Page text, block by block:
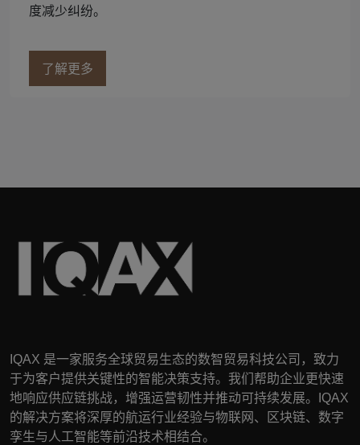
度减少纠纷。
了解更多
IQAX 是一家服务全球贸易生态的数智贸易科技公司，致力
于为客户提供关键性的智能决策支持。我们帮助企业更快速
地响应供应链挑战，增强运营韧性并推动可持续发展。
IQAX
的解决方案将深厚的航运行业经验与物联网、区块链、数字
孪生与人工智能等前沿技术相结合。